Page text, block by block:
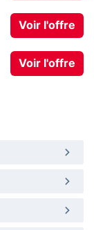
Voir l'offre
Voir l'offre